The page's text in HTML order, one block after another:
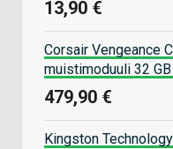
13,90 €
Corsair Vengeance
muistimoduuli 32
479,90 €
Kingston